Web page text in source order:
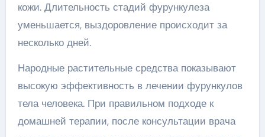
кожи. Длительность стадий фурункулеза
уменьшается, выздоровление происходит за
несколько дней.
Народные растительные средства показывают
высокую эффективность в лечении фурункулов
тела человека. При правильном подходе к
домашней терапии, после консультации врача